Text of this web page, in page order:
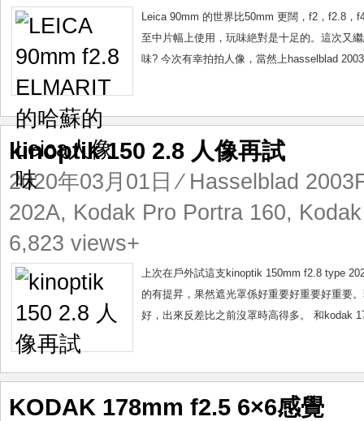
Leica 90mm 的世界比50mm 更闊，f2，f2.8
至中片幅上使用，玩味絶對是十足的。這次又
味? 今次有幸拍拍人像，當然上hasselblad
kinoptik 150 2.8 人像再試
2020年03月01日 ⁄ Hasselblad
202A, Kodak Pro Portra 160,
6,823 views+
上次在戶外試這支kinoptik 150mm f2.8 type
的有提昇，果然遮光罩係好重要好重要好重要
好，出來反差比之前沒罩時高得多。 和kodak
KODAK 178mm f2.5 6×6感覺